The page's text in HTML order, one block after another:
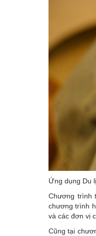
Ứng dụng Du
Chương trình
chương trình
và các đơn vị
Cũng tại